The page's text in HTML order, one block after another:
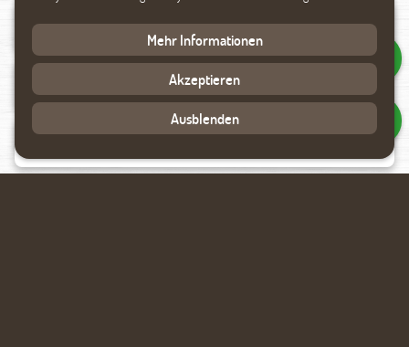
Mehr Informationen
Akzeptieren
Ausblenden